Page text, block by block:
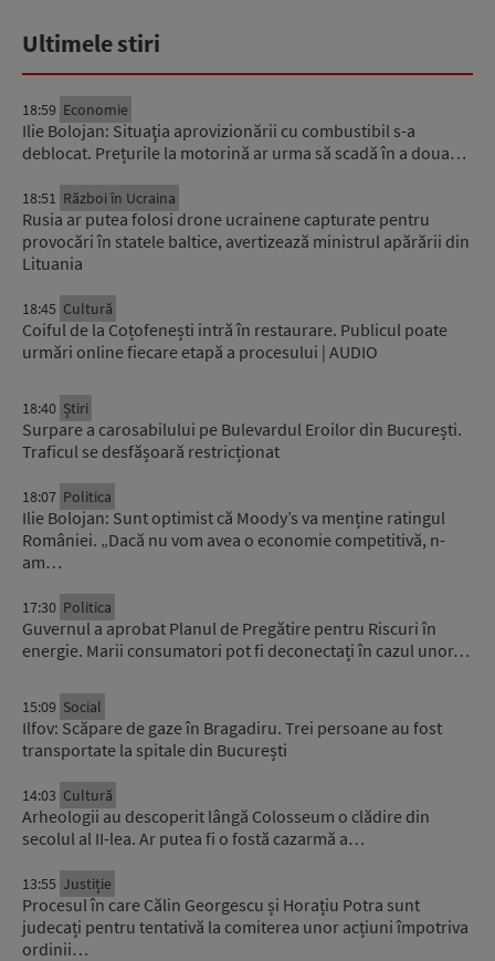
Ultimele stiri
18:59 Economie
Ilie Bolojan: Situaţia aprovizionării cu combustibil s-a
deblocat. Prețurile la motorină ar urma să scadă în a doua…
18:51 Război în Ucraina
Rusia ar putea folosi drone ucrainene capturate pentru
provocări în statele baltice, avertizează ministrul apărării din
Lituania
18:45 Cultură
Coiful de la Coțofenești intră în restaurare. Publicul poate
urmări online fiecare etapă a procesului | AUDIO
18:40 Știri
Surpare a carosabilului pe Bulevardul Eroilor din București.
Traficul se desfășoară restricționat
18:07 Politica
Ilie Bolojan: Sunt optimist că Moody’s va menține ratingul
României. „Dacă nu vom avea o economie competitivă, n-
am…
17:30 Politica
Guvernul a aprobat Planul de Pregătire pentru Riscuri în
energie. Marii consumatori pot fi deconectați în cazul unor…
15:09 Social
Ilfov: Scăpare de gaze în Bragadiru. Trei persoane au fost
transportate la spitale din București
14:03 Cultură
Arheologii au descoperit lângă Colosseum o clădire din
secolul al II-lea. Ar putea fi o fostă cazarmă a…
13:55 Justiție
Procesul în care Călin Georgescu și Horațiu Potra sunt
judecați pentru tentativă la comiterea unor acțiuni împotriva
ordinii…